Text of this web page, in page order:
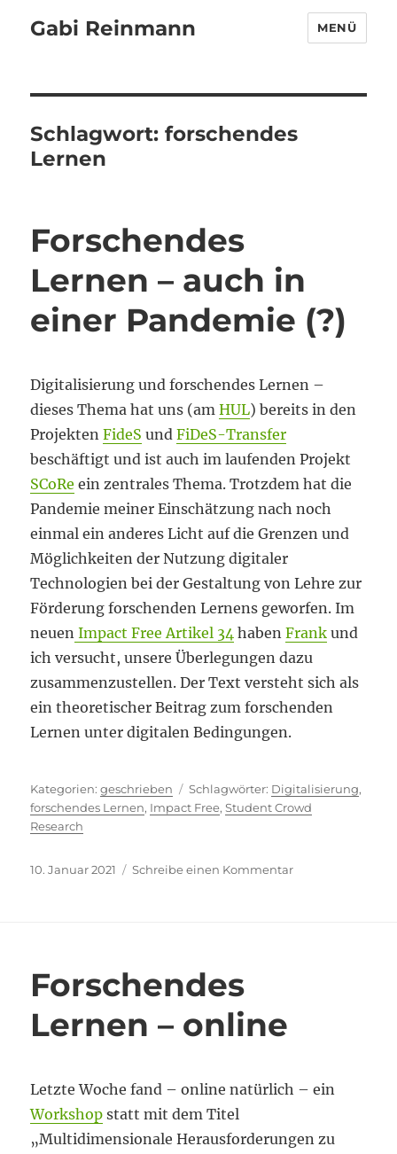
Gabi Reinmann MENÜ
Schlagwort:forschendes
Lernen
Forschendes
Lernen – auch in
einer Pandemie (?)
Digitalisierung und forschendes Lernen –
dieses Thema hat uns (amHUL) bereits in den
ProjektenFideS undFiDeS-Transfer
beschäftigt und ist auch im laufenden Projekt
SCoRe ein zentrales Thema. Trotzdem hat die
Pandemie meiner Einschätzung nach noch
einmal ein anderes Licht auf die Grenzen und
Möglichkeiten der Nutzung digitaler
Technologien bei der Gestaltung von Lehre zur
Förderung forschenden Lernens geworfen. Im
neuen Impact Free Artikel 34 habenFrank und
ich versucht, unsere Überlegungen dazu
zusammenzustellen. Der Text versteht sich als
ein theoretischer Beitrag zum forschenden
Lernen unter digitalen Bedingungen.
Kategorien
geschrieben Schlagwörter
Digitalisierung,
forschendes Lernen, Impact Free,Student Crowd
Research
Veröffentlicht
10. Januar 2021 Schreibe einen Kommentarzu
Forschendes
Lernen – online
Letzte Woche fand – online natürlich – ein
Workshop statt mit dem Titel
„Multidimensionale Herausforderungen zu